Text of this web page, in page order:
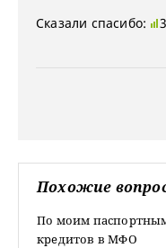
Сказали спасибо:
Похожие
По моим
кредитов в МФО